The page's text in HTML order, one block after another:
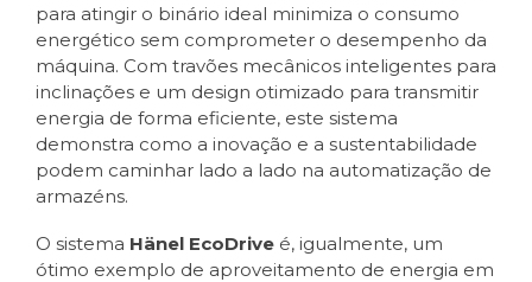
para atingir o binário ideal minimiza o consumo
energético sem comprometer o desempenho da
máquina. Com travões mecânicos inteligentes para
inclinações e um design otimizado para transmitir
energia de forma eficiente, este sistema
demonstra como a inovação e a sustentabilidade
podem caminhar lado a lado na automatização de
armazéns.
O sistema Hänel EcoDrive é, igualmente, um
ótimo exemplo de aproveitamento de energia em